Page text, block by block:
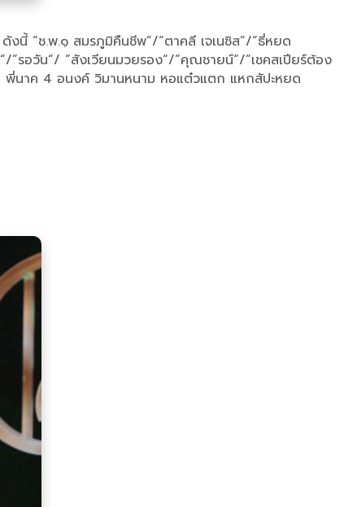
งนี้ “ช.พ.๑ สมรภูมิคืนชีพ”/“ตาคลี เจเนซิส”/“ธี่หยด
รอวัน“/ ”สังเวียนมวยรอง“/”คุณชายน์“/”เชคสเปียร์ต้อง
พี่นาค 4 อนงค์ วิมานหนาม หอแต๋วแตก แหกสัปะหยด